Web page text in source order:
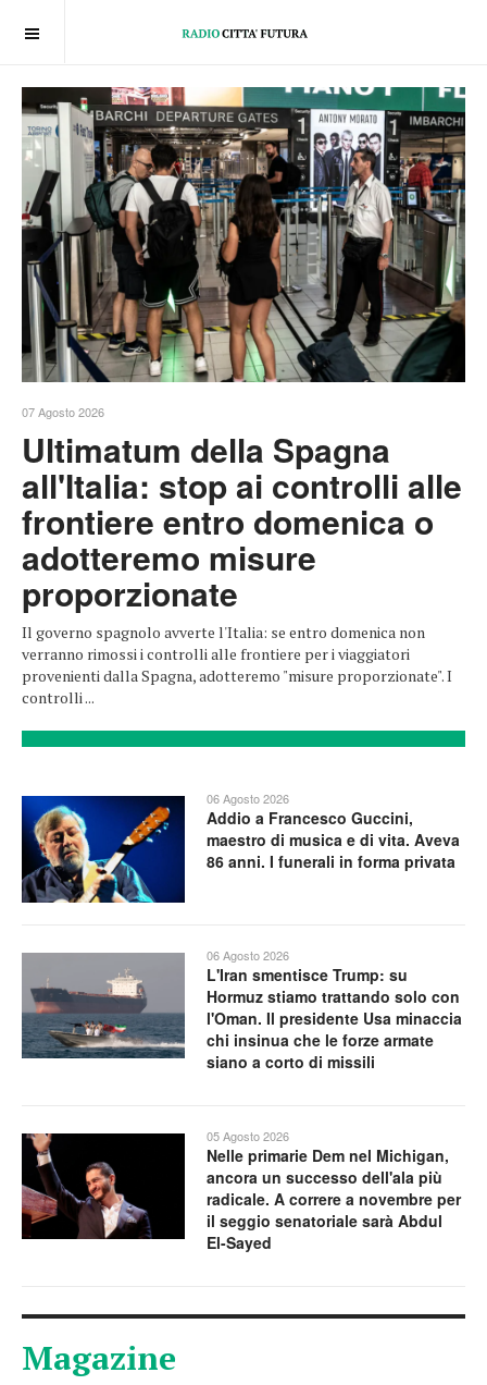
07 Agosto 2026
Ultimatum della Spagna
all'Italia: stop ai controlli alle
frontiere entro domenica o
adotteremo misure
proporzionate
Il governo spagnolo avverte l'Italia: se entro domenica non
verranno rimossi i controlli alle frontiere per i viaggiatori
provenienti dalla Spagna, adotteremo "misure proporzionate". I
controlli ...
06 Agosto 2026
Addio a Francesco Guccini,
maestro di musica e di vita. Aveva
86 anni. I funerali in forma privata
06 Agosto 2026
L'Iran smentisce Trump: su
Hormuz stiamo trattando solo con
l'Oman. Il presidente Usa minaccia
chi insinua che le forze armate
siano a corto di missili
05 Agosto 2026
Nelle primarie Dem nel Michigan,
ancora un successo dell'ala più
radicale. A correre a novembre per
il seggio senatoriale sarà Abdul
El-Sayed
Magazine